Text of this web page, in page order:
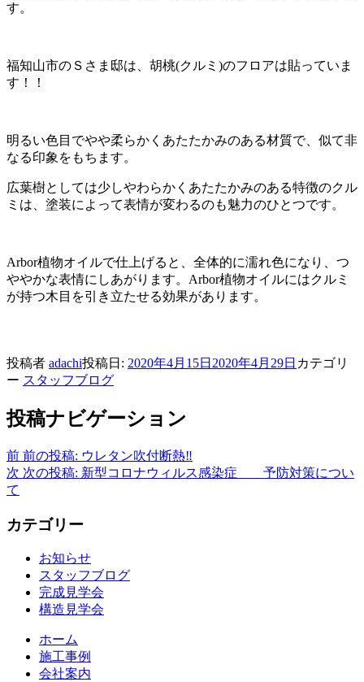
す。
福知山市のＳさま邸は、胡桃(クルミ)のフロアは貼っていま
す！！
明るい色目でやや柔らかくあたたかみのある材質で、似て非
なる印象をもちます。
広葉樹としては少しやわらかくあたたかみのある特徴のクル
ミは、塗装によって表情が変わるのも魅力のひとつです。
Arbor植物オイルで仕上げると、全体的に濡れ色になり、つ
ややかな表情にしあがります。 Arbor植物オイルにはクルミ
が持つ木目を引き立たせる効果があります。
投稿者 adachi投稿日: 2020年4月15日 2020年4月29日 カテゴリ
ー スタッフブログ
投稿ナビゲーション
前 前の投稿: ウレタン吹付断熱‼️
次 次の投稿: 新型コロナウィルス感染症 予防対策につい
て
カテゴリー
お知らせ
スタッフブログ
完成見学会
構造見学会
ホーム
施工事例
会社案内